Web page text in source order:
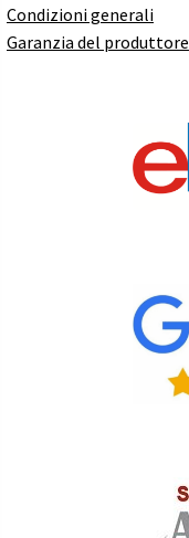
Condizioni generali
Garanzia del produttore